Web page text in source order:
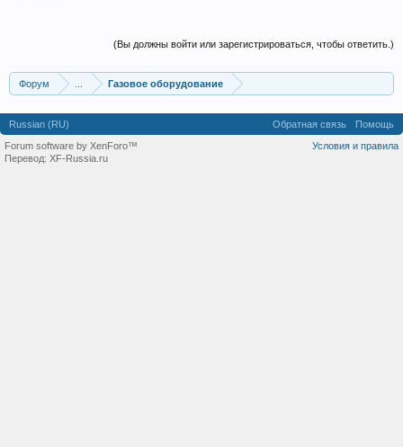
(Вы должны войти или зарегистрироваться, чтобы ответить.)
Форум Газовое оборудование
Russian (RU) Обратная связь
Помощь
Условия и правила
Forum software by XenForo™
Перевод: XF-Russia.ru